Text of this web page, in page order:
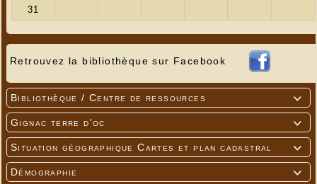
Retrouvez la bibliothèque sur Facebook

Bibliothèque / Centre de ressources

Gignac terre d'oc

Situation géographique Cartes et plan cadastral

Démographie